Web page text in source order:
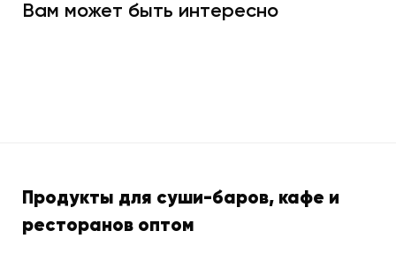
Вам может быть интересно
Продукты для суши-баров, кафе и
ресторанов оптом